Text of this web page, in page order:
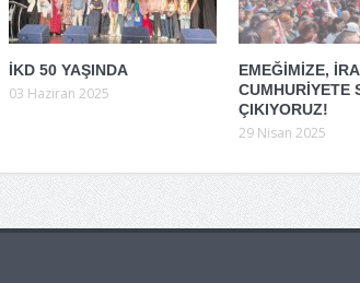
İKD 50 YAŞINDA
03 Haziran 2025
EMEĞİMİZE,
CUMHURİYETE
ÇIKIYORUZ!
29 Nisan 2025